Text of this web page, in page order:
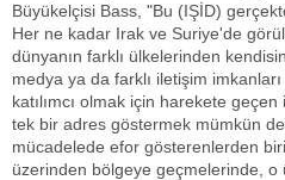
Büyükelçisi Bass, "Bu (IŞİD)
Her ne kadar Irak ve Suriye'de
dünyanın farklı ülkelerinden
medya ya da farklı iletişim
katılımcı olmak için harekete
tek bir adres göstermek mümkün
mücadelede efor gösterenlerden
üzerinden bölgeye geçmelerinde,